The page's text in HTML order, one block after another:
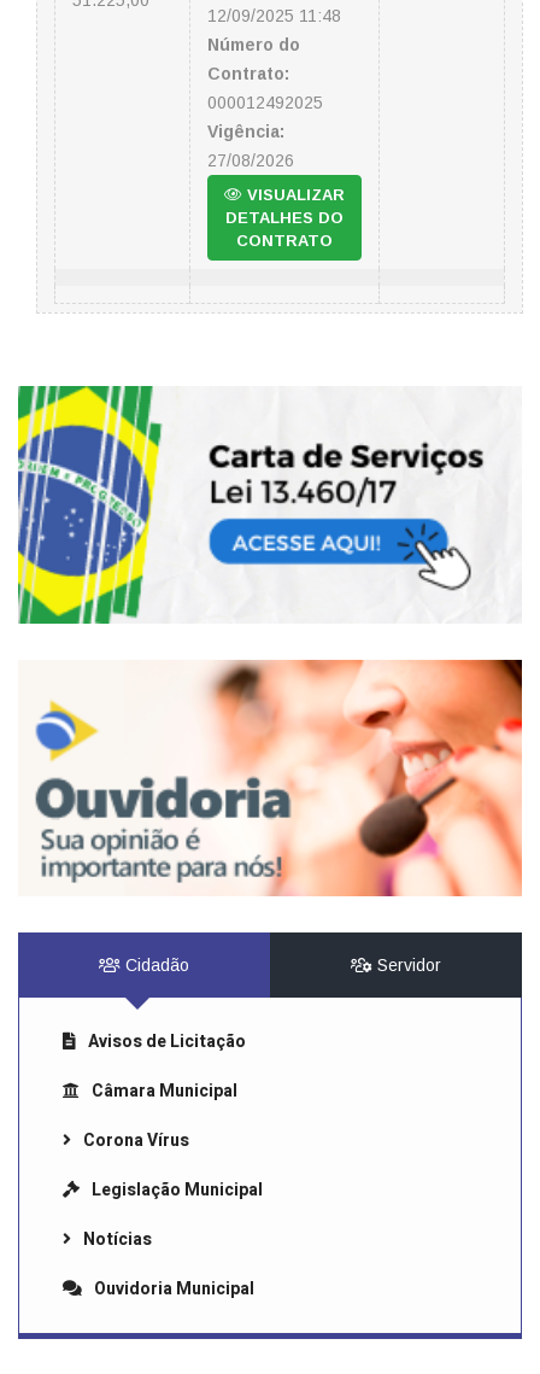
12/09/2025 11:48
Número do
Contrato:
000012492025
Vigência:
27/08/2026
VISUALIZAR
DETALHES DO
CONTRATO
Cidadão Servidor
Avisos de Licitação
Câmara Municipal
Corona Vírus
Legislação Municipal
Notícias
Ouvidoria Municipal